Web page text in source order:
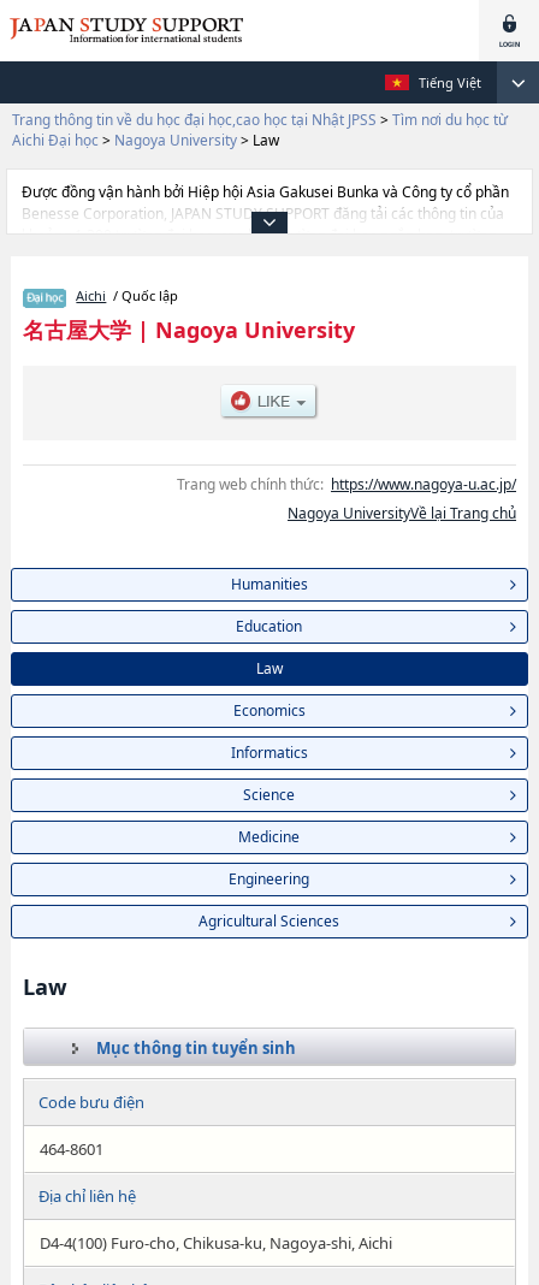
Tiếng Việt
Trang thông tin về du học đại học,cao học tại Nhật JPSS > Tìm nơi du học từ
Aichi Đại học > Nagoya University> Law
Được đồng vận hành bởi Hiệp hội Asia Gakusei Bunka và Công ty cổ phần
Benesse Corporation, JAPAN STUDY SUPPORT đăng tải các thông tin của
khoảng 1.300 trường đại học, cao học, trường đại học ngắn hạn, trường
cần thiết dành cho du học sinh, như là về các Ngành
HumanitieshoặcNgành EducationhoặcNgành LawhoặcNgành
EconomicshoặcNgành InformaticshoặcNgành SciencehoặcNgành
tin về từng ngành học, thông tin liên quan đến thi tuyển như số lượng
tuyển sinh, số lượng trúng tuyển, cở sở trang thiết bị, hướng dẫn địa điểm
Aichi / Quốc lập
名古屋大学| Nagoya University
Trang web chính thức: https://www.nagoya-u.ac.jp/
Nagoya UniversityVề lại Trang chủ
Humanities
Education
Law
Economics
Informatics
Science
Medicine
Engineering
Agricultural Sciences
Law
Mục thông tin tuyển sinh
Code bưu điện
464-8601
Địa chỉ liên hệ
D4-4(100) Furo-cho, Chikusa-ku, Nagoya-shi, Aichi